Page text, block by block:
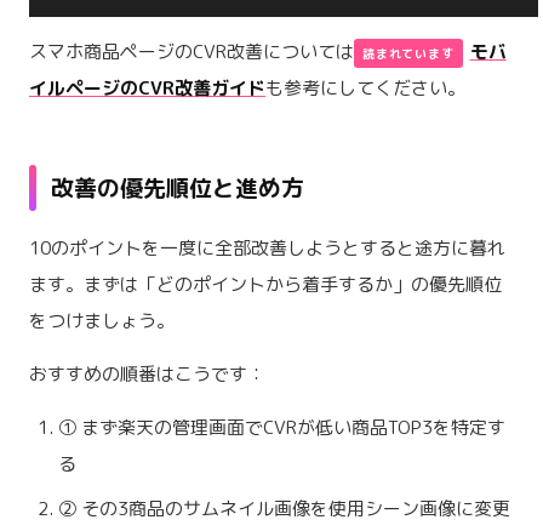
スマホ商品ページのCVR改善については
モバ
イルページのCVR改善ガイドも参考にしてください。
改善の優先順位と進め方
10のポイントを一度に全部改善しようとすると途方に暮れ
ます。まずは「どのポイントから着手するか」の優先順位
をつけましょう。
おすすめの順番はこうです：
① まず楽天の管理画面でCVRが低い商品TOP3を特定す
る
② その3商品のサムネイル画像を使用シーン画像に変更